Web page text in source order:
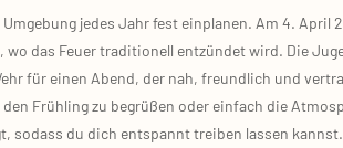
jedes Jahr fest ein­pla­nen. Am 4. April
wo das Feu­er tra­di­tio­nell ent­zün­det wird. Die
für einen Abend, der nah, freund­lich und
Früh­ling zu begrü­ßen oder ein­fach die
sodass du dich ent­spannt trei­ben las­sen